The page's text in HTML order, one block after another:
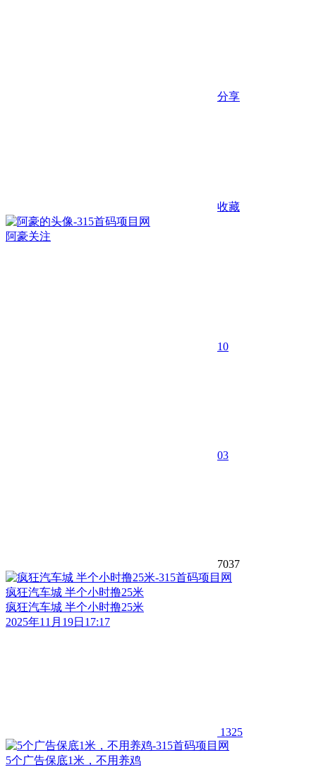
分享
收藏
阿豪关注
10
03
7037
疯狂汽车城 半个小时撸25米
疯狂汽车城 半个小时撸25米
2025年11月19日17:17
1325
5个广告保底1米，不用养鸡